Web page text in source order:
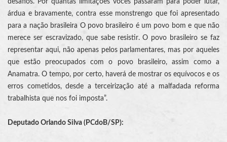
árdua e bravamente, contra esse monstrengo que foi apresentado
para a nação brasileira O povo brasileiro é um povo bom e que não
merece ser escravizado, que sabe resistir. O povo brasileiro se faz
representar aqui, não apenas pelos parlamentares, mas por aqueles
que estão preocupados com o povo brasileiro, assim como a
Anamatra. O tempo, por certo, haverá de mostrar os equívocos e os
erros cometidos, desde a terceirização até a malfadada reforma
trabalhista que nos foi imposta”.
Deputado Orlando Silva (PCdoB/SP):